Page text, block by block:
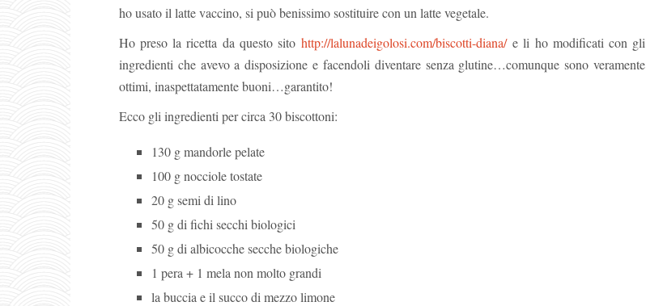
ho usato il latte vaccino, si può benissimo sostituire con un latte vegetale.
Ho preso la ricetta da questo sitohttp://lalunadeigolosi.com/biscotti-diana/e li ho modificati con gli
ingredienti che avevo a disposizione e facendoli diventare senza glutine…comunque sono veramente
ottimi, inaspettatamente buoni…garantito!
Ecco gli ingredienti per circa 30 biscottoni:
130 g mandorle pelate
100 g nocciole tostate
20 g semi di lino
50 g di fichi secchi biologici
50 g di albicocche secche biologiche
1 pera + 1 mela non molto grandi
la buccia e il succo di mezzo limone